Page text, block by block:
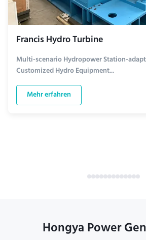
Francis Hydro Turbine
Multi-scenario Hydropower Station-
Customized Hydro Equipment...
Mehr erfahren
Hongya Power